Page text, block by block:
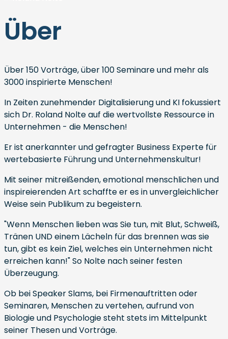
Über
Über 150 Vorträge, über 100 Seminare und mehr als
3000 inspirierte Menschen!
In Zeiten zunehmender Digitalisierung und KI fokussiert
sich Dr. Roland Nolte auf die wertvollste Ressource in
Unternehmen - die Menschen!
Er ist anerkannter und gefragter Business Experte für
wertebasierte Führung und Unternehmenskultur!
Mit seiner mitreißenden, emotional menschlichen und
inspireierenden Art schaffte er es in unvergleichlicher
Weise sein Publikum zu begeistern.
"Wenn Menschen lieben was Sie tun, mit Blut, Schweiß,
Tränen UND einem Lächeln für das brennen was sie
tun, gibt es kein Ziel, welches ein Unternehmen nicht
erreichen kann!" So Nolte nach seiner festen
Überzeugung.
Ob bei Speaker Slams, bei Firmenauftritten oder
Seminaren, Menschen zu vertehen, aufrund von
Biologie und Psychologie steht stets im Mittelpunkt
seiner Thesen und Vorträge.